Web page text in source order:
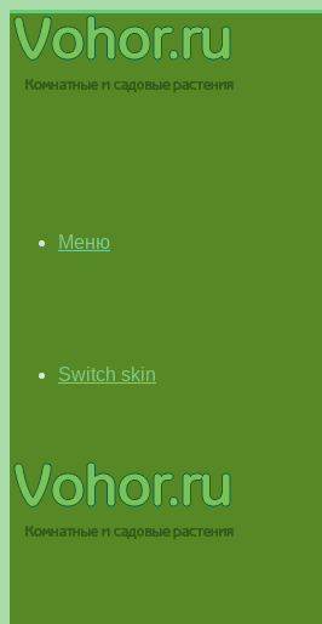
Меню
Switch skin